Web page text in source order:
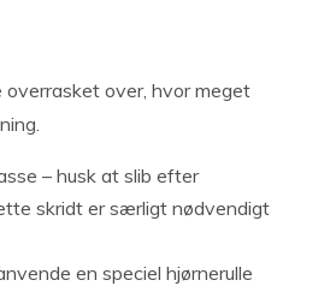
over, hvor meget
– husk at slib efter
skridt er særligt nødvendigt
en speciel hjørnerulle